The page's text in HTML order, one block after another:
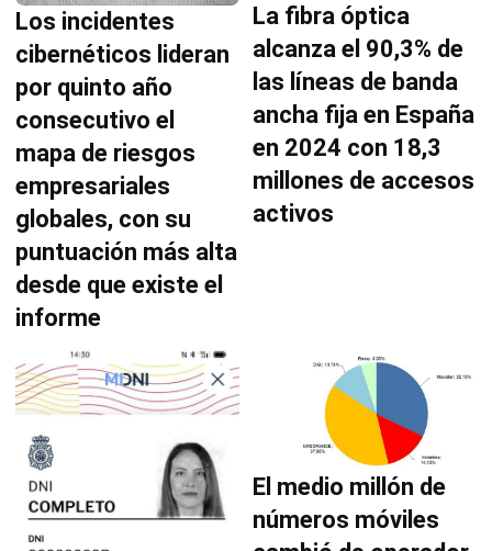
Los incidentes
cibernéticos lideran
por quinto año
consecutivo el
mapa de riesgos
empresariales
globales, con su
puntuación más alta
desde que existe el
informe
La fibra óptica
alcanza el 90,3% de
las líneas de banda
ancha fija en España
en 2024 con 18,3
millones de accesos
activos
El medio millón de
números móviles